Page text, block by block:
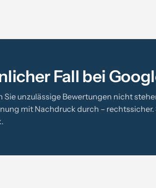
Fall bei
Sie unzulässige Bewertungen nicht
mit Nachdruck durch – rechtssicher.